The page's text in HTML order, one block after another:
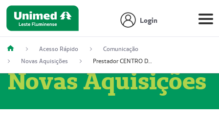
Login
Acesso Rápido
Comunicação
Novas Aquisições
Prestador CENTRO DE ONCOLOGIA
Novas Aquisições